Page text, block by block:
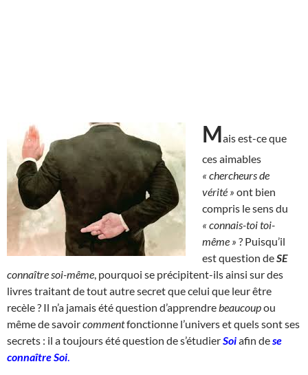
Mais est-ce que
ces aimables
« chercheurs de
vérité » ont bien
compris le sens du
« connais-toi toi-
même » ? Puisqu’il
est question deSE
connaître soi-même , pourquoi se précipitent-ils ainsi sur des
livres traitant de tout autre secret que celui que leur être
recèle ? Il n’a jamais été question d’apprendre beaucoupou
même de savoircommentfonctionne l’univers et quels sont ses
secrets : il a toujours été question de s’étudierSoiafin dese
connaître Soi